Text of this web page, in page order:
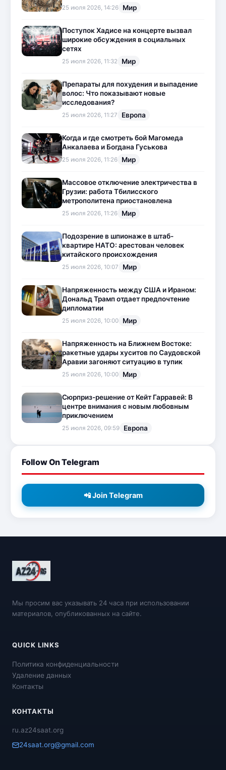
25 июля 2026, 14:26 Мир
Поступок Хадисе на концерте вызвал
широкие обсуждения в социальных
сетях
25 июля 2026, 11:32 Мир
Препараты для похудения и выпадение
волос: Что показывают новые
исследования?
25 июля 2026, 11:27 Европа
Когда и где смотреть бой Магомеда
Анкалаева и Богдана Гуськова
25 июля 2026, 11:26 Мир
Массовое отключение электричества в
Грузии: работа Тбилисского
метрополитена приостановлена
25 июля 2026, 11:26 Мир
Подозрение в шпионаже в штаб-
квартире НАТО: арестован человек
китайского происхождения
25 июля 2026, 10:07 Мир
Напряженность между США и Ираном:
Дональд Трамп отдает предпочтение
дипломатии
25 июля 2026, 10:00 Мир
Напряженность на Ближнем Востоке:
ракетные удары хуситов по Саудовской
Аравии загоняют ситуацию в тупик
25 июля 2026, 10:00 Мир
Сюрприз-решение от Кейт Гарравей: В
центре внимания с новым любовным
приключением
25 июля 2026, 09:59 Европа
Follow On Telegram
📲 Join Telegram
Мы просим вас указывать 24 часа при использовании
материалов, опубликованных на сайте.
QUICK LINKS
Политика конфиденциальности
Удаление данных
Контакты
КОНТАКТЫ
ru.az24saat.org
24saat.org@gmail.com